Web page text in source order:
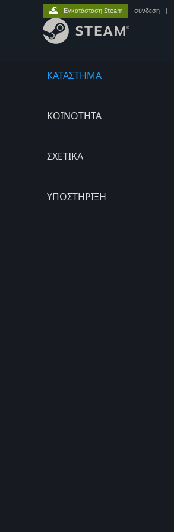
ΚΑΤΑΣΤΗΜΑ
ΚΟΙΝΟΤΗΤΑ
ΣΧΕΤΙΚΆ
ΥΠΟΣΤΗΡΙΞΗ
Εγκατάσταση Steam σύνδεση